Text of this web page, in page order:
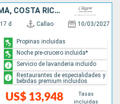
PERÚ, ECUADOR, PANAMÁ, COSTA RICA, HONDURAS, BELICE, MÉXICO, ESTADOS UNIDOS
17 d Callao 10/03/2027
US$ 13,948
Tasas
incluidas
Propinas incluidas
Noche pre-crucero incluida*
Servicio de lavanderia incluido
Restaurantes de especialidades y
bebidas premium incluidos